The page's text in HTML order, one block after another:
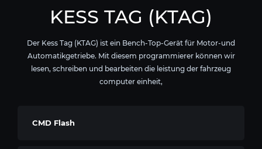
KESS TAG (KTAG)
Der Kess Tag (KTAG) ist ein Bench-Top-Gerät für Motor-und
Automatikgetriebe. Mit diesem programmierer können wir
lesen, schreiben und bearbeiten die leistung der fahrzeug
computer einheit,
CMD Flash